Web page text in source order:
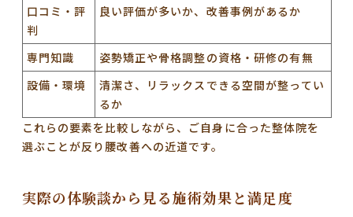
口コミ・評
判
良い評価が多いか、改善事例があるか
専門知識
姿勢矯正や骨格調整の資格・研修の有無
設備・環境
清潔さ、リラックスできる空間が整ってい
るか
これらの要素を比較しながら、ご自身に合った整体院を
選ぶことが反り腰改善への近道です。
実際の体験談から見る施術効果と満足度